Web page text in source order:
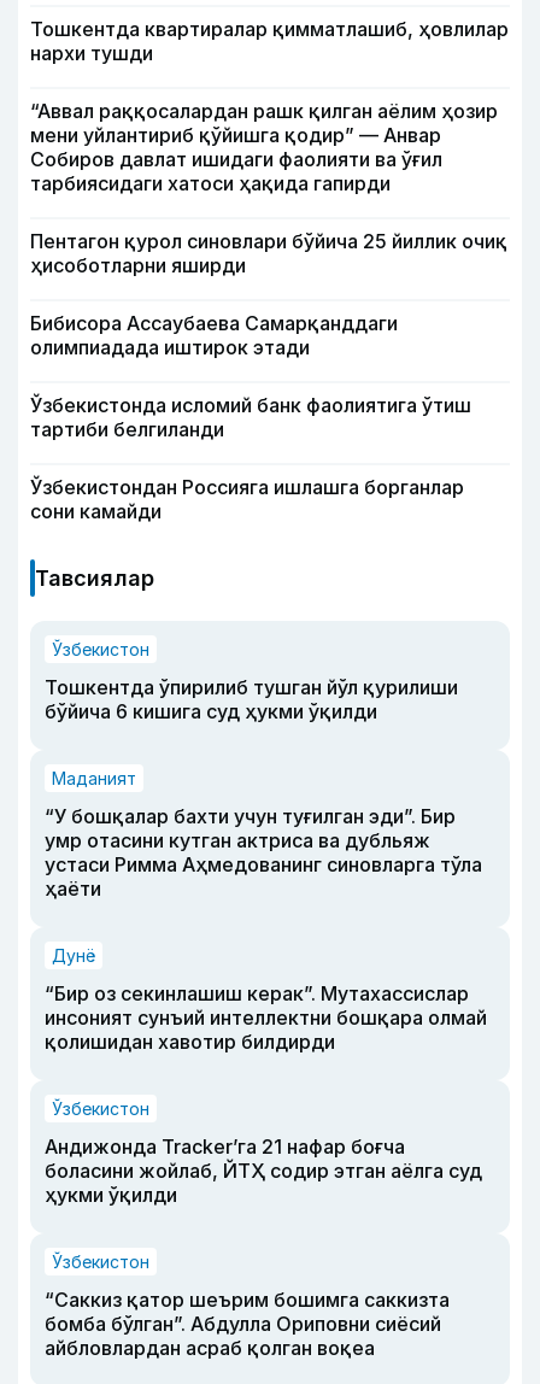
Тошкентда квартиралар қимматлашиб, ҳовлилар
нархи тушди
“Аввал раққосалардан рашк қилган аёлим ҳозир
мени уйлантириб қўйишга қодир” — Анвар
Собиров давлат ишидаги фаолияти ва ўғил
тарбиясидаги хатоси ҳақида гапирди
Пентагон қурол синовлари бўйича 25 йиллик очиқ
ҳисоботларни яширди
Бибисора Ассаубаева Самарқанддаги
олимпиадада иштирок этади
Ўзбекистонда исломий банк фаолиятига ўтиш
тартиби белгиланди
Ўзбекистондан Россияга ишлашга борганлар
сони камайди
Тавсиялар
Ўзбекистон
Тошкентда ўпирилиб тушган йўл қурилиши
бўйича 6 кишига суд ҳукми ўқилди
Маданият
“У бошқалар бахти учун туғилган эди”. Бир
умр отасини кутган актриса ва дубльяж
устаси Римма Аҳмедованинг синовларга тўла
ҳаёти
Дунё
“Бир оз секинлашиш керак”. Мутахассислар
инсоният сунъий интеллектни бошқара олмай
қолишидан хавотир билдирди
Ўзбекистон
Андижонда Tracker’га 21 нафар боғча
боласини жойлаб, ЙТҲ содир этган аёлга суд
ҳукми ўқилди
Ўзбекистон
“Саккиз қатор шеърим бошимга саккизта
бомба бўлган”. Абдулла Ориповни сиёсий
айбловлардан асраб қолган воқеа